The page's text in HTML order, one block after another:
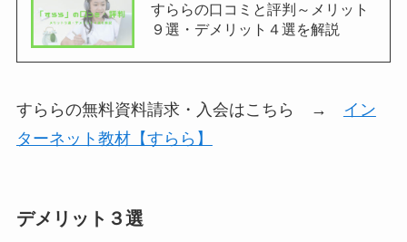
すららの口コミと評判～メリット
９選・デメリット４選を解説
すららの無料資料請求・入会はこちら →
イン
ターネット教材【すらら】
デメリット３選